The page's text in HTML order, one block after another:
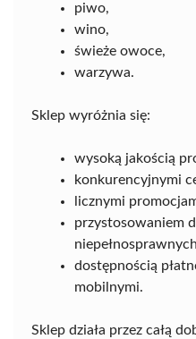
piwo,
wino,
świeże owoce,
warzywa.
Sklep wyróżnia się:
wysoką jakością
konkurencyjnymi
licznymi
przystosowaniem
dostępnością
mobilnymi.
Sklep działa przez całą